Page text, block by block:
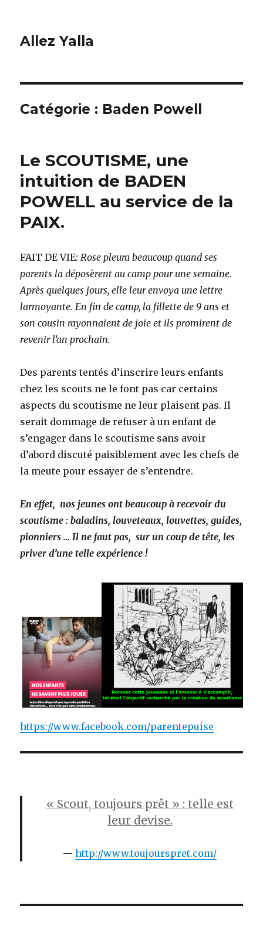
Allez Yalla
Catégorie : Baden Powell
Le SCOUTISME, une
intuition de BADEN
POWELL au service de la
PAIX.
FAIT DE VIE:Rose pleura beaucoup quand ses
parents la déposèrent au camp pour une semaine.
Après quelques jours, elle leur envoya une lettre
larmoyante. En fin de camp, la fillette de 9 ans et
son cousin rayonnaient de joie et ils promirent de
revenir l’an prochain.
Des parents tentés d’inscrire leurs enfants
chez les scouts ne le font pas car certains
aspects du scoutisme ne leur plaisent pas. Il
serait dommage de refuser à un enfant de
s’engager dans le scoutisme sans avoir
d’abord discuté paisiblement avec les chefs de
la meute pour essayer de s’entendre.
En effet, nos jeunes ont beaucoup à recevoir du
scoutisme : baladins, louveteaux, louvettes, guides,
pionniers … Il ne faut pas, sur un coup de tête, les
priver d’une telle expérience !
https://www.facebook.com/parentepuise
« Scout, toujours prêt » : telle est
leur devise.
http://www.toujourspret.com/